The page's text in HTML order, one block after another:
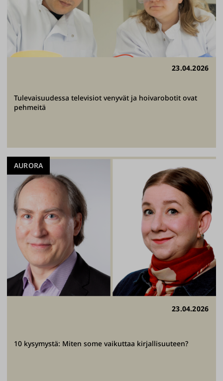
23.04.2026
Tulevaisuudessa televisiot venyvät ja hoivarobotit ovat
pehmeitä
23.04.2026
10 kysymystä: Miten some vaikuttaa kirjallisuuteen?
AURORA